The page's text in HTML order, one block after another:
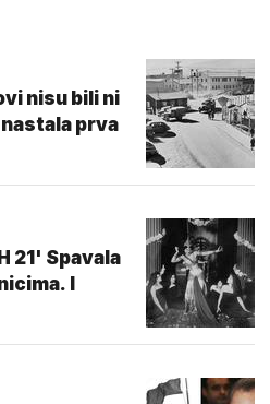
nisu bili ni
prva
21' Spavala
I